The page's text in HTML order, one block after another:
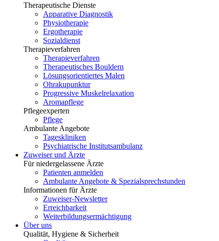
Therapeutische Dienste
Apparative Diagnostik
Physiotherapie
Ergotherapie
Sozialdienst
Therapieverfahren
Therapieverfahren
Therapeutisches Bouldern
Lösungsorientiertes Malen
Ohrakupunktur
Progressive Muskelrelaxation
Aromapflege
Pflegeexperten
Pflege
Ambulante Angebote
Tageskliniken
Psychiatrische Institutsambulanz
Zuweiser und Ärzte
Für niedergelassene Ärzte
Patienten anmelden
Ambulante Angebote & Spezialsprechstunden
Informationen für Ärzte
Zuweiser-Newsletter
Erreichbarkeit
Weiterbildungsermächtigung
Über uns
Qualität, Hygiene & Sicherheit